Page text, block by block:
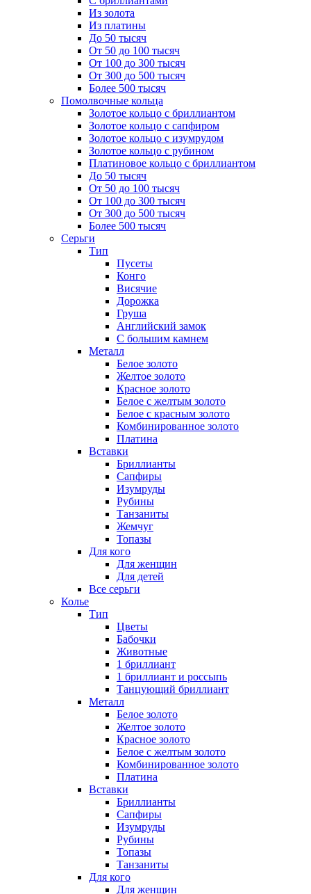
Из золота
Из платины
До 50 тысяч
От 50 до 100 тысяч
От 100 до 300 тысяч
От 300 до 500 тысяч
Более 500 тысяч
Помолвочные кольца
Золотое кольцо с бриллиантом
Золотое кольцо с сапфиром
Золотое кольцо с изумрудом
Золотое кольцо с рубином
Платиновое кольцо с бриллиантом
До 50 тысяч
От 50 до 100 тысяч
От 100 до 300 тысяч
От 300 до 500 тысяч
Более 500 тысяч
Серьги
Тип
Пусеты
Конго
Висячие
Дорожка
Груша
Английский замок
С большим камнем
Металл
Белое золото
Желтое золото
Красное золото
Белое с желтым золото
Белое с красным золото
Комбинированное золото
Платина
Вставки
Бриллианты
Сапфиры
Изумруды
Рубины
Танзаниты
Жемчуг
Топазы
Для кого
Для женщин
Для детей
Все серьги
Колье
Тип
Цветы
Бабочки
Животные
1 бриллиант
1 бриллиант и россыпь
Танцующий бриллиант
Металл
Белое золото
Желтое золото
Красное золото
Белое с желтым золото
Комбинированное золото
Платина
Вставки
Бриллианты
Сапфиры
Изумруды
Рубины
Топазы
Танзаниты
Для кого
Для женщин